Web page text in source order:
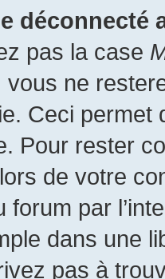
déconnecté
pas la case
ne
Ceci permet
Pour rester
de votre
par
dans une
pas à